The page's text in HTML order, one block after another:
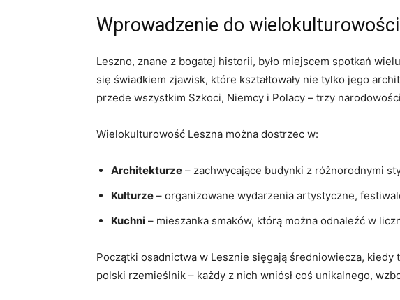
Wprowadzenie do
Leszno, znane z bogatej historii, było miejscem spotkań
się świadkiem zjawisk, które kształtowały nie tylko jego
przede wszystkim Szkoci, Niemcy i Polacy – trzy
Wielokulturowość Leszna można dostrzec w:
Architekturze – zachwycające budynki z różnorodnymi
Kulturze – organizowane wydarzenia artystyczne,
Kuchni – mieszanka smaków, którą można odnaleźć w
Początki osadnictwa w Lesznie sięgają średniowiecza,
polski rzemieślnik – każdy z nich wniósł coś unikalnego,